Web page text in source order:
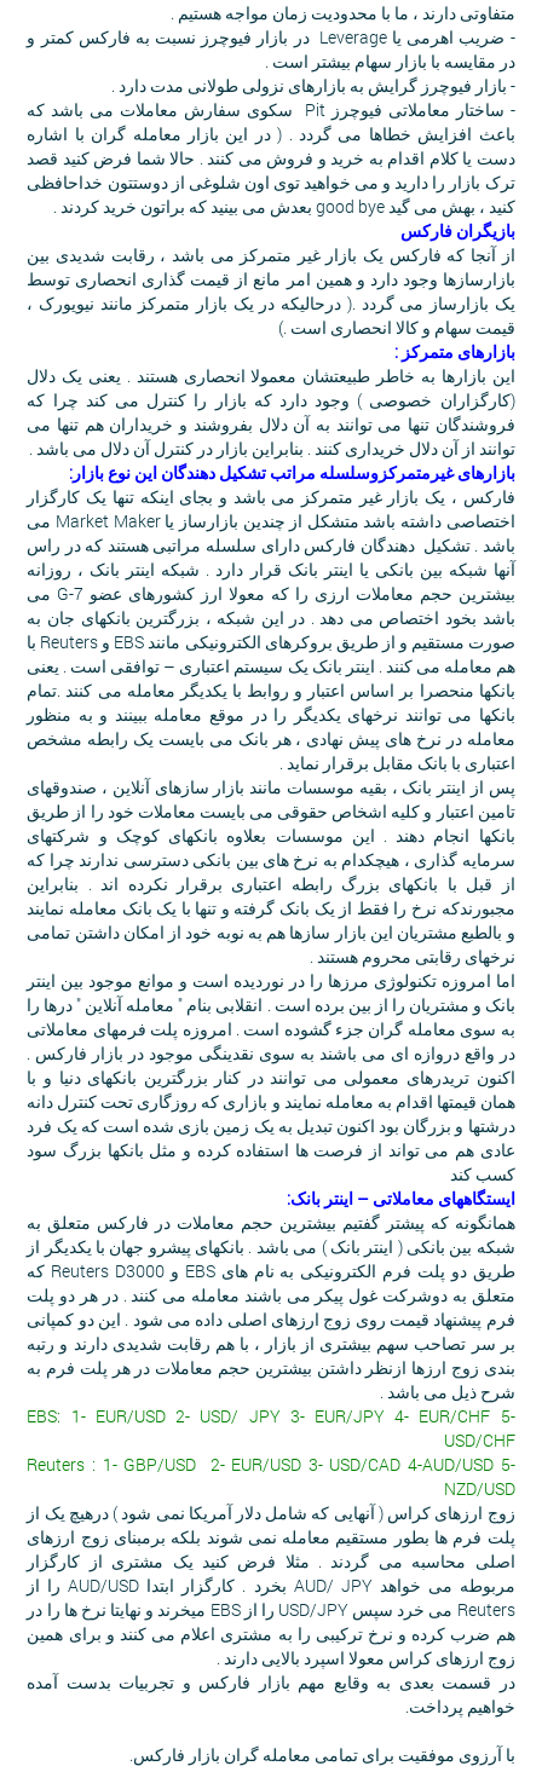
متفاوتی دارند ، ما با محدودیت زمان مواجه هستیم .
- ضریب اهرمی یا Leverage در بازار فیوچرز نسبت به فارکس کمتر و
در مقایسه با بازار سهام بیشتر است .
- بازار فیوچرز گرایش به بازارهای نزولی طولانی مدت دارد .
- ساختار معاملاتی فیوچرز Pit سکوی سفارش معاملات می باشد که
باعث افزایش خطاها می گردد . ( در این بازار معامله گران با اشاره
دست یا کلام اقدام به خرید و فروش می کنند . حالا شما فرض کنید قصد
ترک بازار را دارید و می خواهید توی اون شلوغی از دوستتون خداحافظی
کنید ، بهش می گید good bye بعدش می بینید که براتون خرید کردند .
بازیگران فارکس
از آنجا که فارکس یک بازار غیر متمرکز می باشد ، رقابت شدیدی بین
بازارسازها وجود دارد و همین امر مانع از قیمت گذاری انحصاری توسط
یک بازارساز می گردد .( درحالیکه در یک بازار متمرکز مانند نیویورک ،
قیمت سهام و کالا انحصاری است .)
بازارهای متمرکز :
این بازارها به خاطر طبیعتشان معمولا انحصاری هستند . یعنی یک دلال
(کارگزاران خصوصی ) وجود دارد که بازار را کنترل می کند چرا که
فروشندگان تنها می توانند به آن دلال بفروشند و خریداران هم تنها می
توانند از آن دلال خریداری کنند . بنابراین بازار در کنترل آن دلال می باشد .
بازارهای غیرمتمرکزوسلسله مراتب تشکیل دهندگان این نوع بازار:
فارکس ، یک بازار غیر متمرکز می باشد و بجای اینکه تنها یک کارگزار
اختصاصی داشته باشد متشکل از چندین بازارساز یا Market Maker می
باشد . تشکیل دهندگان فارکس دارای سلسله مراتبی هستند که در راس
آنها شبکه بین بانکی یا اینتر بانک قرار دارد . شبکه اینتر بانک ، روزانه
بیشترین حجم معاملات ارزی را که معولا ارز کشورهای عضو G-7 می
باشد بخود اختصاص می دهد . در این شبکه ، بزرگترین بانکهای جان به
صورت مستقیم و از طریق بروکرهای الکترونیکی مانند EBS و Reuters با
هم معامله می کنند . اینتر بانک یک سیستم اعتباری – توافقی است . یعنی
بانکها منحصرا بر اساس اعتبار و روابط با یکدیگر معامله می کنند .تمام
بانکها می توانند نرخهای یکدیگر را در موقع معامله ببینند و به منظور
معامله در نرخ های پیش نهادی ، هر بانک می بایست یک رابطه مشخص
اعتباری با بانک مقابل برقرار نماید .
پس از اینتر بانک ، بقیه موسسات مانند بازار سازهای آنلاین ، صندوقهای
تامین اعتبار و کلیه اشخاص حقوقی می بایست معاملات خود را از طریق
بانکها انجام دهند . این موسسات بعلاوه بانکهای کوچک و شرکتهای
سرمایه گذاری ، هیچکدام به نرخ های بین بانکی دسترسی ندارند چرا که
از قبل با بانکهای بزرگ رابطه اعتباری برقرار نکرده اند . بنابراین
مجبورندکه نرخ را فقط از یک بانک گرفته و تنها با یک بانک معامله نمایند
و بالطبع مشتریان این بازار سازها هم به نوبه خود از امکان داشتن تمامی
نرخهای رقابتی محروم هستند .
اما امروزه تکنولوژی مرزها را در نوردیده است و موانع موجود بین اینتر
بانک و مشتریان را از بین برده است . انقلابی بنام " معامله آنلاین " درها را
به سوی معامله گران جزء گشوده است . امروزه پلت فرمهای معاملاتی
در واقع دروازه ای می باشند به سوی نقدینگی موجود در بازار فارکس .
اکنون تریدرهای معمولی می توانند در کنار بزرگترین بانکهای دنیا و با
همان قیمتها اقدام به معامله نمایند و بازاری که روزگاری تحت کنترل دانه
درشتها و بزرگان بود اکنون تبدیل به یک زمین بازی شده است که یک فرد
عادی هم می تواند از فرصت ها استفاده کرده و مثل بانکها بزرگ سود
کسب کند
ایستگاههای معاملاتی – اینتر بانک:
همانگونه که پیشتر گفتیم بیشترین حجم معاملات در فارکس متعلق به
شبکه بین بانکی ( اینتر بانک ) می باشد . بانکهای پیشرو جهان با یکدیگر از
طریق دو پلت فرم الکترونیکی به نام های EBS و Reuters D3000 که
متعلق به دوشرکت غول پیکر می باشند معامله می کنند . در هر دو پلت
فرم پیشنهاد قیمت روی زوج ارزهای اصلی داده می شود . این دو کمپانی
بر سر تصاحب سهم بیشتری از بازار ، با هم رقابت شدیدی دارند و رتبه
بندی زوج ارزها ازنظر داشتن بیشترین حجم معاملات در هر پلت فرم به
شرح ذیل می باشد .
EBS: 1- EUR/USD 2- USD/ JPY 3- EUR/JPY 4- EUR/CHF 5-
USD/CHF
Reuters : 1- GBP/USD 2- EUR/USD 3- USD/CAD 4-AUD/USD 5-
NZD/USD
زوج ارزهای کراس ( آنهایی که شامل دلار آمریکا نمی شود ) درهیچ یک از
پلت فرم ها بطور مستقیم معامله نمی شوند بلکه برمبنای زوج ارزهای
اصلی محاسبه می گردند . مثلا فرض کنید یک مشتری از کارگزار
مربوطه می خواهد AUD/ JPY بخرد . کارگزار ابتدا AUD/USD را از
Reuters می خرد سپس USD/JPY را از EBS میخرند و نهایتا نرخ ها را در
هم ضرب کرده و نرخ ترکیبی را به مشتری اعلام می کنند و برای همین
زوج ارزهای کراس معولا اسپرد بالایی دارند .
در قسمت بعدی به وقایع مهم بازار فارکس و تجربیات بدست آمده
خواهیم پرداخت.
با آرزوی موفقیت برای تمامی معامله گران بازار فارکس.